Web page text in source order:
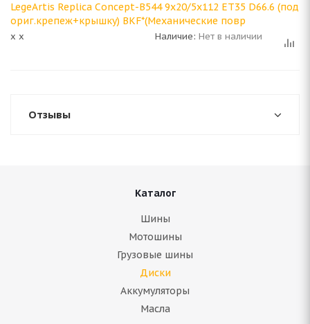
LegeArtis Replica Concept-B544 9x20/5x112 ET35 D66.6 (под
ориг.крепеж+крышку) BKF*(Механические повр
x x Наличие: Нет в наличии
Отзывы
Каталог
Шины
Мотошины
Грузовые шины
Диски
Аккумуляторы
Масла